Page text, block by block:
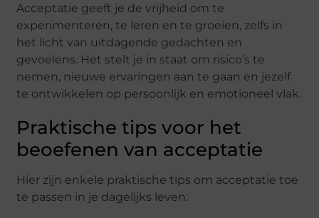
Acceptatie geeft je de vrijheid om te
experimenteren, te leren en te groeien, zelfs in
het licht van uitdagende gedachten en
gevoelens. Het stelt je in staat om risico’s te
nemen, nieuwe ervaringen aan te gaan en jezelf
te ontwikkelen op persoonlijk en emotioneel vlak.
Praktische tips voor het
beoefenen van acceptatie
Hier zijn enkele praktische tips om acceptatie toe
te passen in je dagelijks leven: